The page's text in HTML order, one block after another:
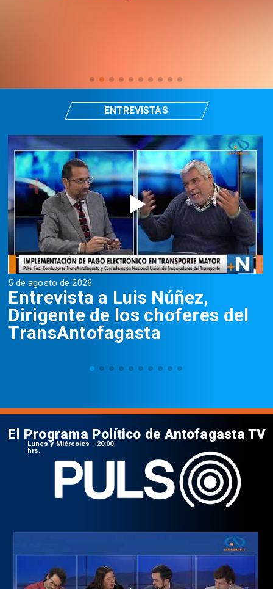
5 de agosto de 2026
Entrevista a Luis Núñez,
Dirigente de los choferes del
TransAntofagasta
ENTREVISTAS
El Programa Político de Antofagasta TV
Lunes y Miércoles - 20:00
hrs.